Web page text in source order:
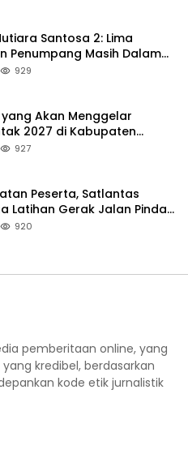
Santosa 2: Lima
Penumpang Masih Dalam
929
Akan Menggelar
2027 di Kabupaten
927
Peserta, Satlantas
Latihan Gerak Jalan Pindah
920
pemberitaan online, yang
kredibel, berdasarkan
kode etik jurnalistik